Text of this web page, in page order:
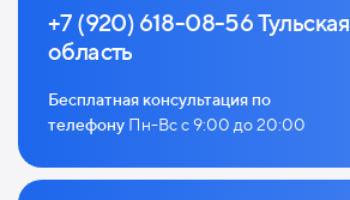
+7 (920) 618-08-56 Тульская
область
Бесплатная консультация по
телефону Пн-Вс с 9:00 до 20:00